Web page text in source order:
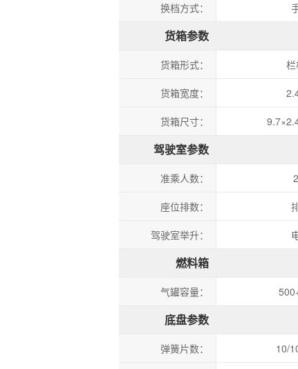
换档方式：
货箱参数
货箱形式：
货箱宽度：
货箱尺寸：
驾驶室参数
准乘人数：
座位排数：
驾驶室举升：
燃料箱
气罐容量：
底盘参数
弹簧片数： 10/